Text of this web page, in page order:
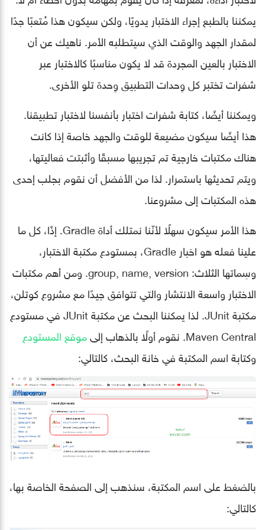
يمكننا بالطبع إجراء الاختبار يدويًا، ولكن سيكون هذا مُتعبًا جدًا
لمقدار الجهد والوقت الذي سيتطلبه الأمر. ناهيك عن أن
الاختبار بالعين المجردة قد لا يكون مناسبًا كالاختبار عبر
شفرات تختبر كل وِحدات التطبيق وِحدة تلو الأخرى.
ويمكننا أيضًا، كتابة شفرات اختبار بأنفسنا لاختبار تطبيقنا.
هذا أيضًا سيكون مضيعة للوقت والجهد خاصة إذا كانت
هناك مكتبات خارجية تم تجريبها مسبقًا وأثبتت فعاليتها،
ويتم تحديثها باستمرار. لذا من الأفضل أن نقوم بجلب إحدى
هذه المكتبات إلى مشروعنا.
هذا الأمر سيكون سهلًا ﻷنّنا نمتلك أداة Gradle. إذًا، كل ما
علينا فعله هو اخبار Gradle، بمستودع مكتبة الاختبار،
وسِماتها الثلاث: group, name, version. ومن أهم مكتبات
الاختبار واسعة الانتشار والتي تتوافق جيدًا مع مشروع كوتلن،
مكتبة JUnit. لذا يمكننا البحث عن مكتبة JUnit في مستودع
Maven Central. نقوم أولًا بالذهاب إلى
موقع المستودع
وكتابة اسم المكتبة في خانة البحث، كالتالي:
بالضغط على اسم المكتبة، سنذهب إلى الصفحة الخاصة بها،
كالتالي: